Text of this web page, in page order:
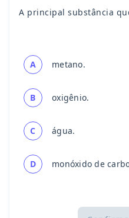
A principal substância
A metano.
B oxigênio.
C água.
D monóxido de